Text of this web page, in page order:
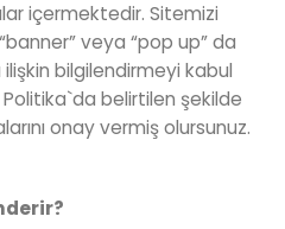
içermektedir. Sitemizi
“banner” veya “pop up” da
bilgilendirmeyi kabul
belirtilen şekilde
onay vermiş olursunuz.